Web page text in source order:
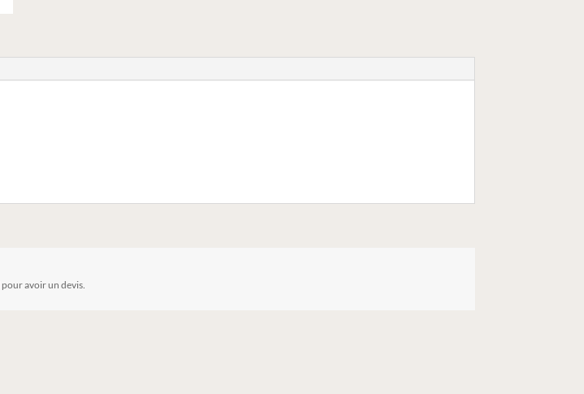
pour avoir un devis.